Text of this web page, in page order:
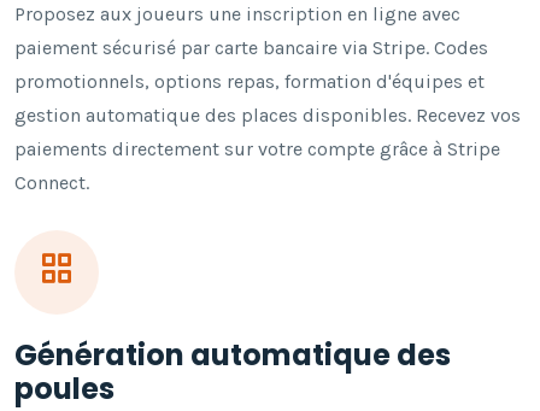
Proposez aux joueurs une inscription en ligne avec
paiement sécurisé par carte bancaire via Stripe. Codes
promotionnels, options repas, formation d'équipes et
gestion automatique des places disponibles. Recevez vos
paiements directement sur votre compte grâce à Stripe
Connect.
Génération automatique des
poules